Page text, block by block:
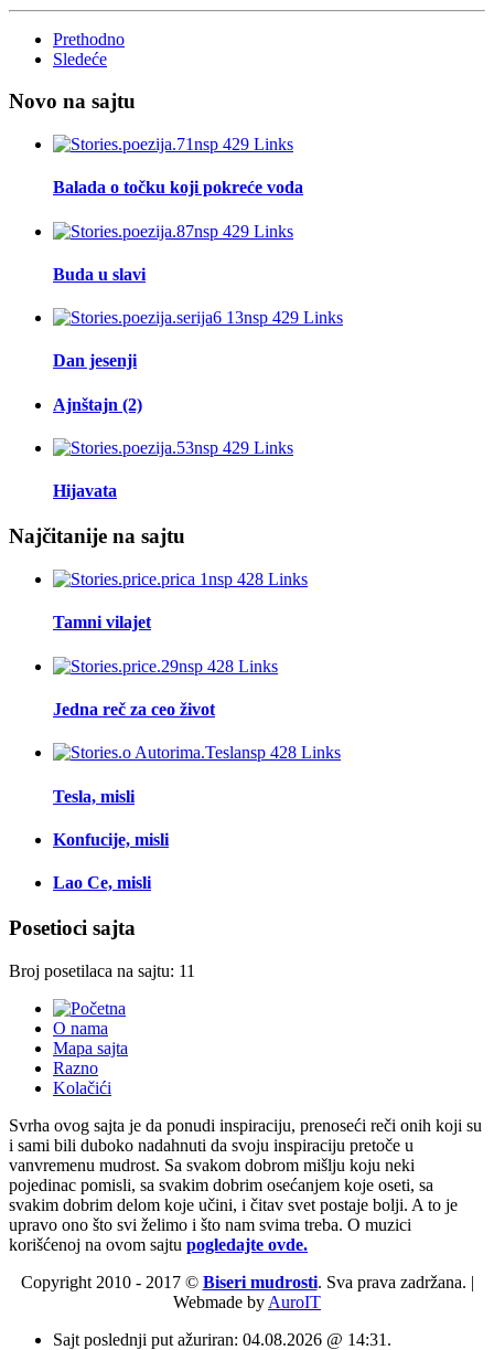
Prethodno
Sledeće
Novo na sajtu
Balada o točku koji pokreće voda
Buda u slavi
Dan jesenji
Ajnštajn (2)
Hijavata
Najčitanije na sajtu
Tamni vilajet
Jedna reč za ceo život
Tesla, misli
Konfucije, misli
Lao Ce, misli
Posetioci sajta
Broj posetilaca na sajtu: 11
O nama
Mapa sajta
Razno
Kolačići
Svrha ovog sajta je da ponudi inspiraciju, prenoseći reči onih koji su
i sami bili duboko nadahnuti da svoju inspiraciju pretoče u
vanvremenu mudrost. Sa svakom dobrom mišlju koju neki
pojedinac pomisli, sa svakim dobrim osećanjem koje oseti, sa
svakim dobrim delom koje učini, i čitav svet postaje bolji. A to je
upravo ono što svi želimo i što nam svima treba. O muzici
korišćenoj na ovom sajtu pogledajte ovde.
Copyright 2010 - 2017 © Biseri mudrosti. Sva prava zadržana. |
Webmade by AuroIT
Sajt poslednji put ažuriran: 04.08.2026 @ 14:31.